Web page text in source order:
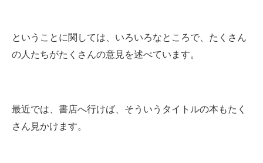
ということに関しては、いろいろなところで、たくさん
の人たちがたくさんの意見を述べています。
最近では、書店へ行けば、そういうタイトルの本もたく
さん見かけます。